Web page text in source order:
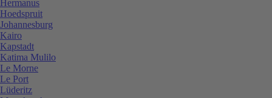
Hermanus
Hoedspruit
Johannesburg
Kairo
Kapstadt
Katima Mulilo
Le Morne
Le Port
Lüderitz